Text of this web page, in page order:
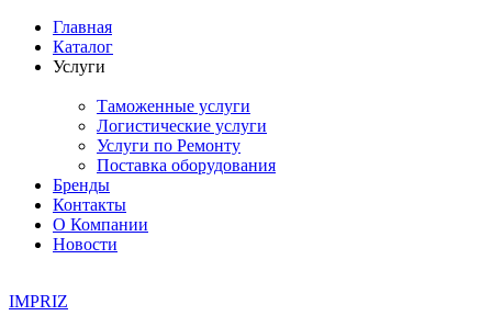
Главная
Каталог
Услуги
Таможенные услуги
Логистические услуги
Услуги по Ремонту
Поставка оборудования
Бренды
Контакты
О Компании
Новости
IMPRIZ